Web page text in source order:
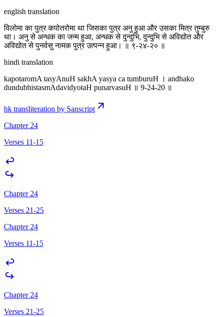
english translation
विलोमा का पुत्र कपोतरोमा था जिसका पुत्र अनु हुआ और उसका मित्र तुम्बुरु
था। अनु से अन्धक का जन्म हुआ, अन्धक से दुन्दुभि, दुन्दुभि से अविद्योत और
अविद्योत से पुनर्वसु नामक पुत्र उत्पन्न हुआ। ॥ ९-२४-२० ॥
hindi translation
kapotaromA tasyAnuH sakhA yasya ca tumburuH । andhako
dundubhistasmAdavidyotaH punarvasuH ॥ 9-24-20 ॥
hk transliteration by Sanscript
Chapter 24
Verses 11-15
Chapter 24
Verses 21-25
Chapter 24
Verses 11-15
Chapter 24
Verses 21-25